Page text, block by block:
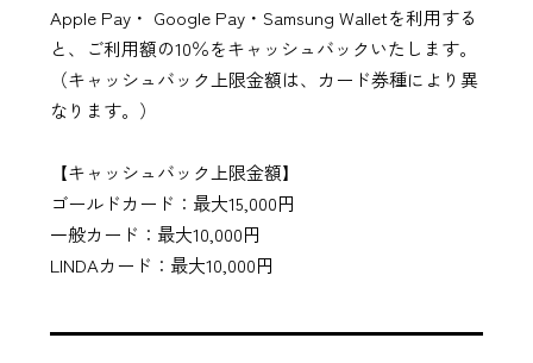
Apple Pay・ Google Pay・Samsung Walletを利用する
と、ご利用額の10％をキャッシュバックいたします。
（キャッシュバック上限金額は、カード券種により異
なります。）
【キャッシュバック上限金額】
ゴールドカード：最大15,000円
一般カード：最大10,000円
LINDAカード：最大10,000円